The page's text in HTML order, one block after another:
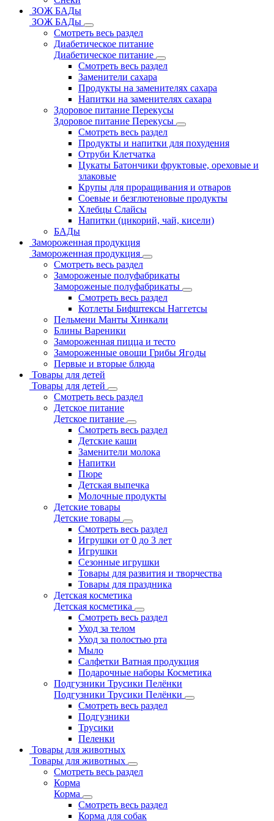
ЗОЖ БАДы
ЗОЖ БАДы
Смотреть весь раздел
Диабетическое питание
Диабетическое питание
Смотреть весь раздел
Заменители сахара
Продукты на заменителях сахара
Напитки на заменителях сахара
Здоровое питание Перекусы
Здоровое питание Перекусы
Смотреть весь раздел
Продукты и напитки для похудения
Отруби Клетчатка
Цукаты Батончики фруктовые, ореховые и
злаковые
Крупы для проращивания и отваров
Соевые и безглютеновые продукты
Хлебцы Слайсы
Напитки (цикорий, чай, кисели)
БАДы
Замороженная продукция
Замороженная продукция
Смотреть весь раздел
Замороженые полуфабрикаты
Замороженые полуфабрикаты
Смотреть весь раздел
Котлеты Бифштексы Наггетсы
Пельмени Манты Хинкали
Блины Вареники
Замороженная пицца и тесто
Замороженные овощи Грибы Ягоды
Первые и вторые блюда
Товары для детей
Товары для детей
Смотреть весь раздел
Детское питание
Детское питание
Смотреть весь раздел
Детские каши
Заменители молока
Напитки
Пюре
Детская выпечка
Молочные продукты
Детские товары
Детские товары
Смотреть весь раздел
Игрушки от 0 до 3 лет
Игрушки
Сезонные игрушки
Товары для развития и творчества
Товары для праздника
Детская косметика
Детская косметика
Смотреть весь раздел
Уход за телом
Уход за полостью рта
Мыло
Салфетки Ватная продукция
Подарочные наборы Косметика
Подгузники Трусики Пелёнки
Подгузники Трусики Пелёнки
Смотреть весь раздел
Подгузники
Трусики
Пеленки
Товары для животных
Товары для животных
Смотреть весь раздел
Корма
Корма
Смотреть весь раздел
Корма для собак